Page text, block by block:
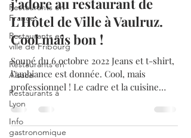
Restaurants en
France
Restaurants en
ville de Fribourg
Restaurants en
Alsace
Restaurants à
Lyon
Info
gastronomique
Cuisine et service comme
j'adore au restaurant de
L'Hôtel de Ville à Vaulruz.
Cool mais bon !
Soupé du 6 octobre 2022 Jeans et t-shirt,
l’ambiance est donnée. Cool, mais
professionnel ! Le cadre et la cuisine
sont ceux d’un bistrot...